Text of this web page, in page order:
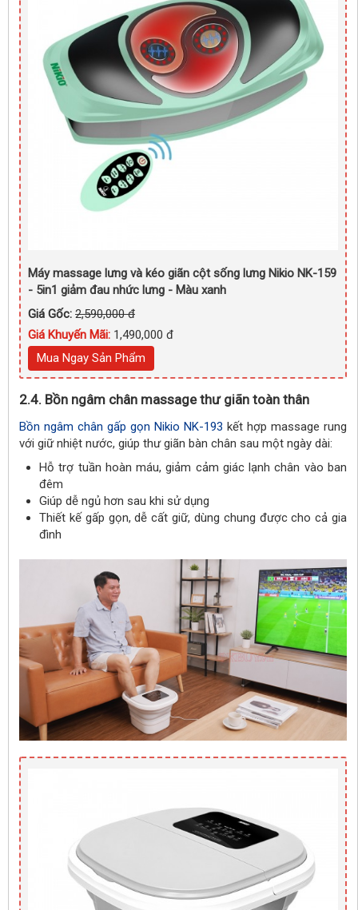
Máy massage lưng và kéo giãn cột sống lưng Nikio NK-159
- 5in1 giảm đau nhức lưng - Màu xanh
Giá Gốc: 2,590,000 đ
Giá Khuyến Mãi: 1,490,000 đ
Mua Ngay Sản Phẩm
2.4. Bồn ngâm chân massage thư giãn toàn thân
Bồn ngâm chân gấp gọn Nikio NK-193 kết hợp massage rung
với giữ nhiệt nước, giúp thư giãn bàn chân sau một ngày dài:
Hỗ trợ tuần hoàn máu, giảm cảm giác lạnh chân vào ban
đêm
Giúp dễ ngủ hơn sau khi sử dụng
Thiết kế gấp gọn, dễ cất giữ, dùng chung được cho cả gia
đình